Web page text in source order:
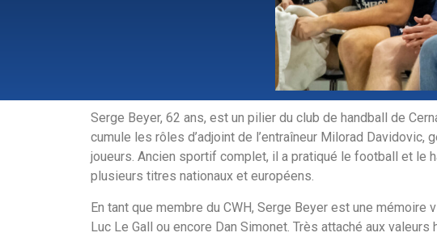
Serge Beyer, 62 ans, est un pilier du club de handball de
cumule les rôles d’adjoint de l’entraîneur Milorad
joueurs. Ancien sportif complet, il a pratiqué le football et le
plusieurs titres nationaux et européens.
En tant que membre du CWH, Serge Beyer est une
Luc Le Gall ou encore Dan Simonet. Très attaché aux